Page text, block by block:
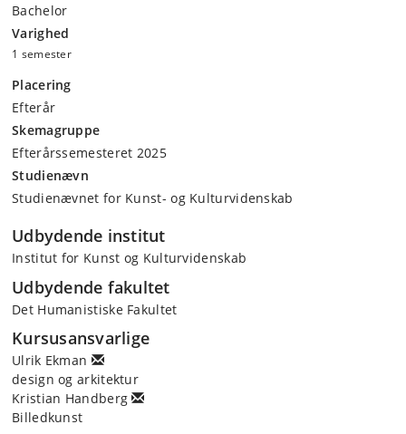
Bachelor
Varighed
1 semester
Placering
Efterår
Skemagruppe
Efterårssemesteret 2025
Studienævn
Studienævnet for Kunst- og Kulturvidenskab
Udbydende institut
Institut for Kunst og Kulturvidenskab
Udbydende fakultet
Det Humanistiske Fakultet
Kursusansvarlige
Ulrik Ekman
design og arkitektur
Kristian Handberg
Billedkunst